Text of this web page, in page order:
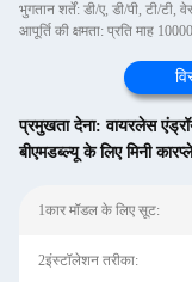
भुगतान शर्तें: डी/ए, डी/पी, टी/टी,
आपूर्ति की क्षमता: प्रति माह
प्रमुखता देना:वायरलेस
बीएमडब्ल्यू के लिए मिनी
1कार मॉडल के लिए सूट:
2इंस्टॉलेशन तरीका: